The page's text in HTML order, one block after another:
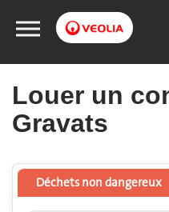
Louer un
Gravats
Déchets non dangereux